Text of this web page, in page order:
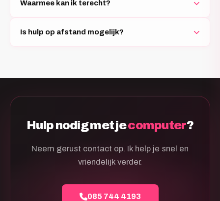
Waarmee kan ik terecht?
Is hulp op afstand mogelijk?
Hulp nodig met jecomputer?
Neem gerust contact op. Ik help je snel en
vriendelijk verder.
085 744 4193